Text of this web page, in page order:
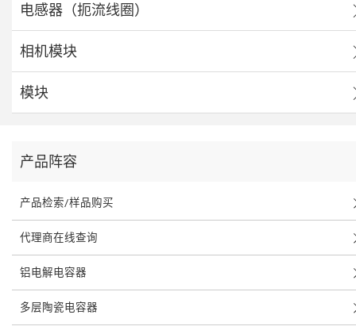
电感器（扼流线圈）
相机模块
模块
产品阵容
产品检索/样品购买
代理商在线查询
铝电解电容器
多层陶瓷电容器